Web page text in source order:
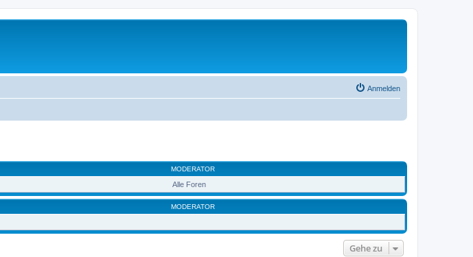
Anmelden
MODERATOR
Alle Foren
MODERATOR
Gehe zu